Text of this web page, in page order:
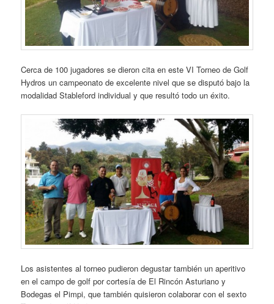
Cerca de 100 jugadores se dieron cita en este VI Torneo de Golf
Hydros un campeonato de excelente nivel que se disputó bajo la
modalidad Stableford individual y que resultó todo un éxito.
Los asistentes al torneo pudieron degustar también un aperitivo
en el campo de golf por cortesía de El Rincón Asturiano y
Bodegas el Pimpi, que también quisieron colaborar con el sexto